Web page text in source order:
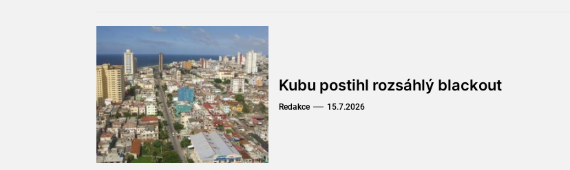
Kubu postihl rozsáhlý blackout
Redakce 15.7.2026